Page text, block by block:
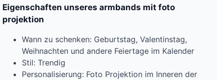
Eigenschaften unseres armbands mit foto
projektion
Wann zu schenken: Geburtstag, Valentinstag,
Weihnachten und andere Feiertage im Kalender
Stil: Trendig
Personalisierung: Foto Projektion im Inneren der